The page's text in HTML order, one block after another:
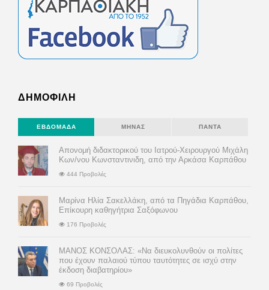
ΔΗΜΟΦΙΛΗ
ΕΒΔΟΜΆΔΑ ΜΉΝΑΣ ΠΆΝΤΑ
Απονομή διδακτορικού του Ιατρού-Χειρουργού Μιχάλη
Κων/νου Κωνσταντινιδη, από την Αρκάσα Καρπάθου
444 Προβολές
Μαρίνα Ηλία Σακελλάκη, από τα Πηγάδια Καρπάθου,
Επίκουρη καθηγήτρια Σαξόφωνου
176 Προβολές
ΜΑΝΟΣ ΚΟΝΣΟΛΑΣ: «Να διευκολυνθούν οι πολίτες
που έχουν παλαιού τύπου ταυτότητες σε ισχύ στην
έκδοση διαβατηρίου»
69 Προβολές